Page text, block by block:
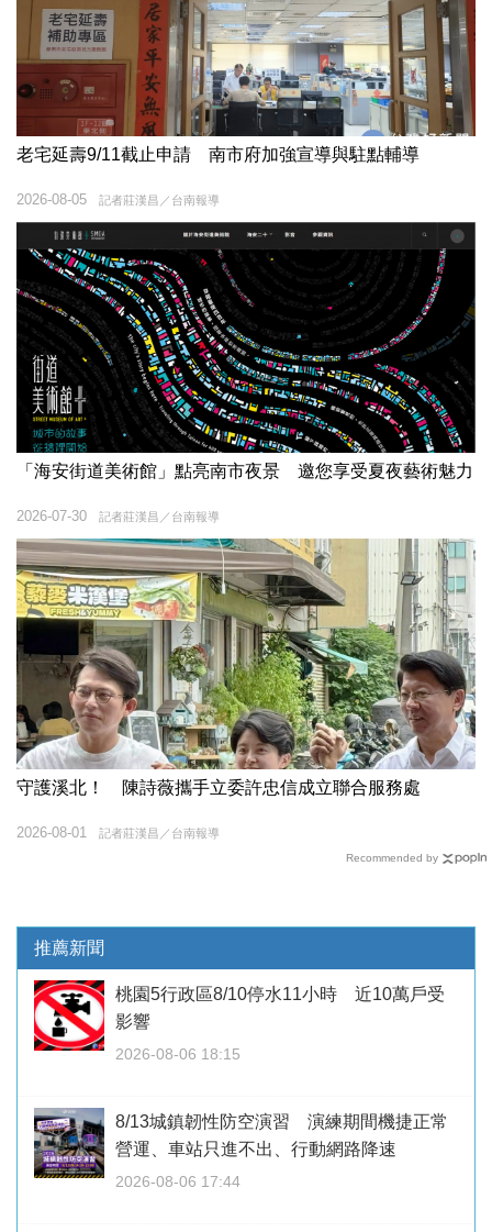
老宅延壽9/11截止申請 南市府加強宣導與駐點輔導
記者莊漢昌／台南報導
2026-08-05
「海安街道美術館」點亮南市夜景 邀您享受夏夜藝術魅力
記者莊漢昌／台南報導
2026-07-30
守護溪北！ 陳詩薇攜手立委許忠信成立聯合服務處
記者莊漢昌／台南報導
2026-08-01
Recommended by
推薦新聞
桃園5行政區8/10停水11小時 近10萬戶受
影響
2026-08-06 18:15
8/13城鎮韌性防空演習 演練期間機捷正常
營運、車站只進不出、行動網路降速
2026-08-06 17:44